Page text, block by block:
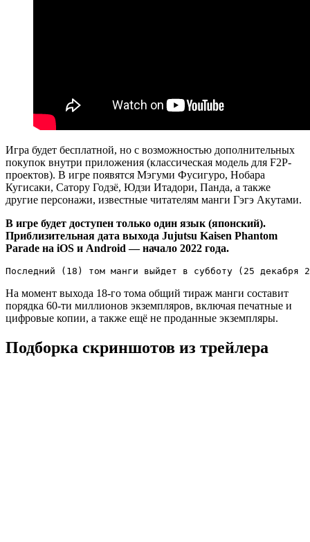
Игра будет бесплатной, но с возможностью дополнительных
покупок внутри приложения (классическая модель для F2P-
проектов). В игре появятся Мэгуми Фусигуро, Нобара
Кугисаки, Сатору Годзё, Юдзи Итадори, Панда, а также
другие персонажи, известные читателям манги Гэгэ Акутами.
В игре будет доступен только один язык (японский).
Приблизительная дата выхода Jujutsu Kaisen Phantom
Parade на iOS и Android — начало 2022 года.
Последний (18) том манги выйдет в субботу (25 декабря
На момент выхода 18-го тома общий тираж манги составит
порядка 60-ти миллионов экземпляров, включая печатные и
цифровые копии, а также ещё не проданные экземпляры.
Подборка скриншотов из трейлера